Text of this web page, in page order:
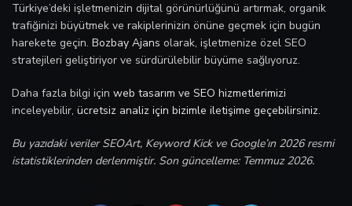
Türkiye’deki işletmenizin dijital görünürlüğünü artırmak, organik
trafiğinizi büyütmek ve rakiplerinizin önüne geçmek için bugün
harekete geçin. Bozbay Ajans olarak, işletmenize özel SEO
stratejileri geliştiriyor ve sürdürülebilir büyüme sağlıyoruz.
Daha fazla bilgi için web tasarım ve SEO hizmetlerimizi
inceleyebilir, ücretsiz analiz için bizimle iletişime geçebilirsiniz.
Bu yazıdaki veriler SEOArt, Keyword Kick ve Google’ın 2026 resmi
istatistiklerinden derlenmiştir. Son güncelleme: Temmuz 2026.